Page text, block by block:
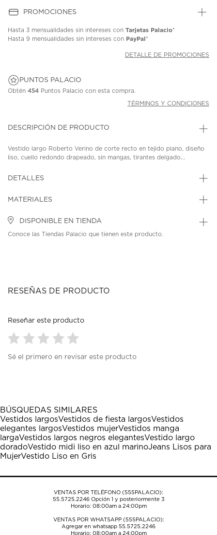
PROMOCIONES
Hasta 3 mensualidades sin intereses con Tarjetas Palacio*
Hasta 9 mensualidades sin intereses con PayPal*
DETALLE DE PROMOCIONES
PUNTOS PALACIO
Obtén 454 Puntos Palacio con esta compra.
TÉRMINOS Y CONDICIONES
DESCRIPCIÓN DE PRODUCTO
Vestido largo Roberto Verino de corte recto en tejido plano, diseño
liso, cuello redondo drapeado, sin mangas, tirantes delgado...
DETALLES
MATERIALES
DISPONIBLE EN TIENDA
Conoce las Tiendas Palacio que tienen este producto.
RESEÑAS DE PRODUCTO
Reseñar este producto
para
1
estrella
Esta
acción
abrirá
el
formulario
envío.
para
estrellas.
Esta
acción
abrirá
el
formulario
envío.
para
estrellas.
Esta
acción
abrirá
el
formulario
envío.
para
estrellas.
Esta
acción
abrirá
el
formulario
envío.
para
estrellas.
Esta
acción
abrirá
el
formulario
envío.
Sé el primero en revisar este producto
BÚSQUEDAS SIMILARES
Vestidos largosVestidos de fiesta largosVestidos
elegantes largosVestidos mujerVestidos manga
largaVestidos largos negros elegantesVestido largo
doradoVestido midi liso en azul marinoJeans Lisos para
MujerVestido Liso en Gris
VENTAS POR TELÉFONO (555PALACIO):
55.5725.2246Opción 1 y posteriormente 3
Horario: 08:00am a 24:00pm
VENTAS POR WHATSAPP (555PALACIO):
Agregar en whatsapp 55.5725.2246
Horario: 08:00am a 24:00pm